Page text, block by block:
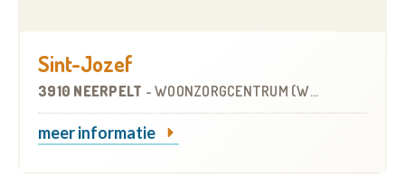
Sint-Jozef
3910 NEERPELT - WOONZORGCENTRUM (WZC)
meer informatie